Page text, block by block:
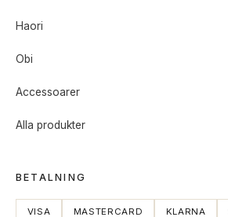
Haori
Obi
Accessoarer
Alla produkter
BETALNING
VISA MASTERCARD KLARNA